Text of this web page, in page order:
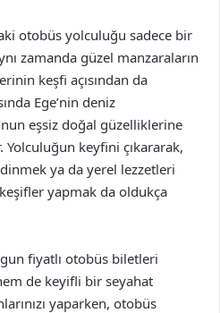
otobüs yolculuğu sadece bir
zamanda güzel manzaraların
keşfi açısından da
Ege’nin deniz
eşsiz doğal güzelliklerine
keyfini çıkararak,
ya da yerel lezzetleri
yapmak da oldukça
fiyatlı otobüs biletleri
de keyifli bir seyahat
yaparken, otobüs